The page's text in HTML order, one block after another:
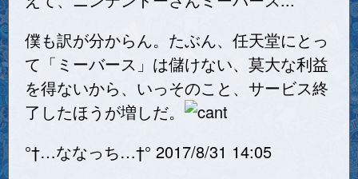
僕も訳が分からん。たぶん、任天堂にとっ
て「ミーバース」は儲けない、莫大な利益
を得ないから、いっそのこと、サービス終
了したほうが増しだ。
°†…ななっち…†° 2017/8/31 14:05